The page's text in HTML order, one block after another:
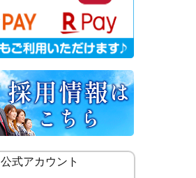
公式アカウント